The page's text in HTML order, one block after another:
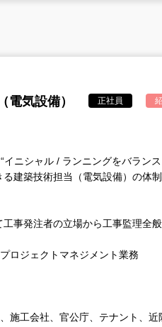
電気設備） 正社員
イニシャル / ランニングをバラン
建築技術担当（電気設備）の体
事発注者の立場から工事監理全般
ロジェクトマネジメント業務
施工会社、官公庁、テナント、近